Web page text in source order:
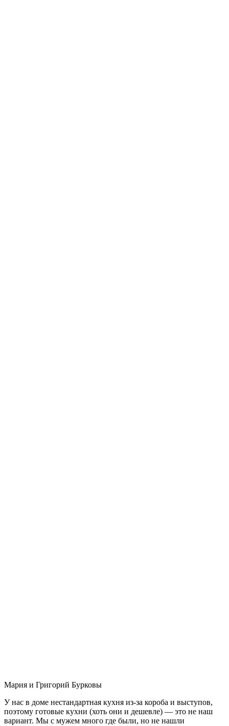
Мария и Григорий Бурковы
У нас в доме нестандартная кухня из-за короба и выступов,
поэтому готовые кухни (хоть они и дешевле) — это не наш
вариант. Мы с мужем много где были, но не нашли